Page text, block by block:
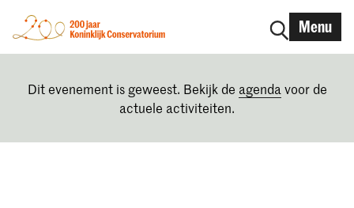
Menu
Dit evenement is geweest. Bekijk de agenda voor de
actuele activiteiten.